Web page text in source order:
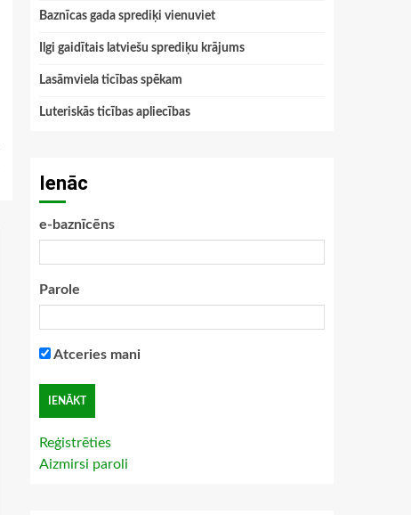
Baznīcas gada sprediķi vienuviet
Ilgi gaidītais latviešu sprediķu krājums
Lasāmviela ticības spēkam
Luteriskās ticības apliecības
Ienāc
e-baznīcēns
Parole
Atceries mani
Reģistrēties
Aizmirsi paroli